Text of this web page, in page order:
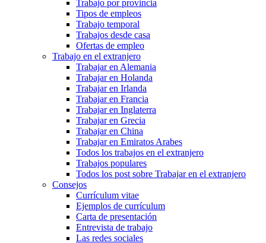
Trabajo por provincia
Tipos de empleos
Trabajo temporal
Trabajos desde casa
Ofertas de empleo
Trabajo en el extranjero
Trabajar en Alemania
Trabajar en Holanda
Trabajar en Irlanda
Trabajar en Francia
Trabajar en Inglaterra
Trabajar en Grecia
Trabajar en China
Trabajar en Emiratos Arabes
Todos los trabajos en el extranjero
Trabajos populares
Todos los post sobre Trabajar en el extranjero
Consejos
Currículum vitae
Ejemplos de currículum
Carta de presentación
Entrevista de trabajo
Las redes sociales